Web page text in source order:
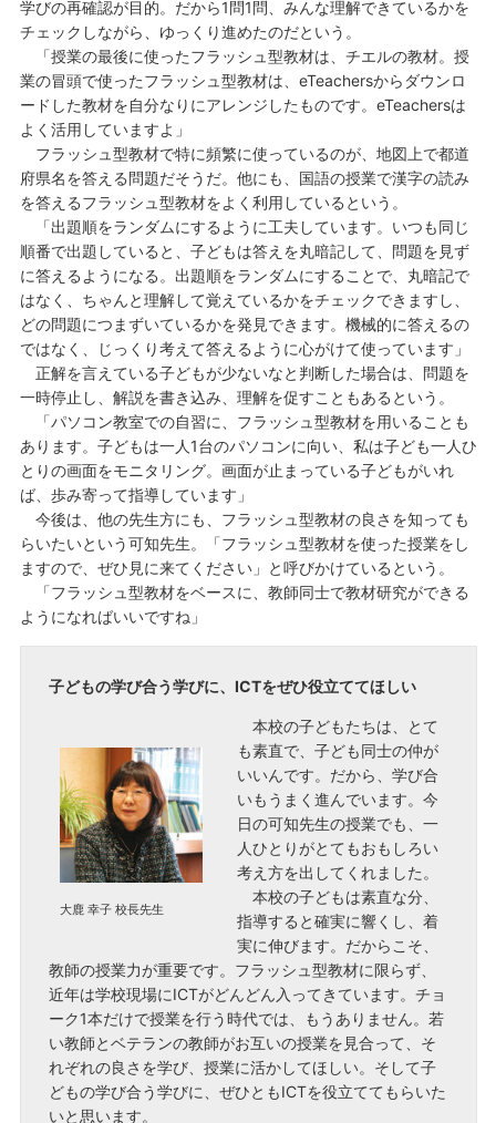
学びの再確認が目的。だから1問1問、みんな理解できているかを
チェックしながら、ゆっくり進めたのだという。
「授業の最後に使ったフラッシュ型教材は、チエルの教材。授
業の冒頭で使ったフラッシュ型教材は、eTeachersからダウンロ
ードした教材を自分なりにアレンジしたものです。eTeachersは
よく活用していますよ」
フラッシュ型教材で特に頻繁に使っているのが、地図上で都道
府県名を答える問題だそうだ。他にも、国語の授業で漢字の読み
を答えるフラッシュ型教材をよく利用しているという。
「出題順をランダムにするように工夫しています。いつも同じ
順番で出題していると、子どもは答えを丸暗記して、問題を見ず
に答えるようになる。出題順をランダムにすることで、丸暗記で
はなく、ちゃんと理解して覚えているかをチェックできますし、
どの問題につまずいているかを発見できます。機械的に答えるの
ではなく、じっくり考えて答えるように心がけて使っています」
正解を言えている子どもが少ないなと判断した場合は、問題を
一時停止し、解説を書き込み、理解を促すこともあるという。
「パソコン教室での自習に、フラッシュ型教材を用いることも
あります。子どもは一人1台のパソコンに向い、私は子ども一人ひ
とりの画面をモニタリング。画面が止まっている子どもがいれ
ば、歩み寄って指導しています」
今後は、他の先生方にも、フラッシュ型教材の良さを知っても
らいたいという可知先生。「フラッシュ型教材を使った授業をし
ますので、ぜひ見に来てください」と呼びかけているという。
「フラッシュ型教材をベースに、教師同士で教材研究ができる
ようになればいいですね」
子どもの学び合う学びに、ICTをぜひ役立ててほしい
大鹿 幸子 校長先生
本校の子どもたちは、とて
も素直で、子ども同士の仲が
いいんです。だから、学び合
いもうまく進んでいます。今
日の可知先生の授業でも、一
人ひとりがとてもおもしろい
考え方を出してくれました。
本校の子どもは素直な分、
指導すると確実に響くし、着
実に伸びます。だからこそ、
教師の授業力が重要です。フラッシュ型教材に限らず、
近年は学校現場にICTがどんどん入ってきています。チョ
ーク1本だけで授業を行う時代では、もうありません。若
い教師とベテランの教師がお互いの授業を見合って、そ
れぞれの良さを学び、授業に活かしてほしい。そして子
どもの学び合う学びに、ぜひともICTを役立ててもらいた
いと思います。